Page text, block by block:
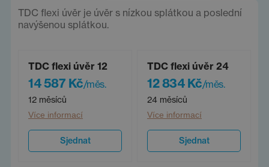
TDC flexi úvěr je úvěr s nízkou splátkou a poslední
navýšenou splátkou.
TDC flexi úvěr 12
14 587 Kč/měs.
12 měsíců
Více informací
Sjednat
TDC flexi úvěr 24
12 834 Kč/měs.
24 měsíců
Více informací
Sjednat